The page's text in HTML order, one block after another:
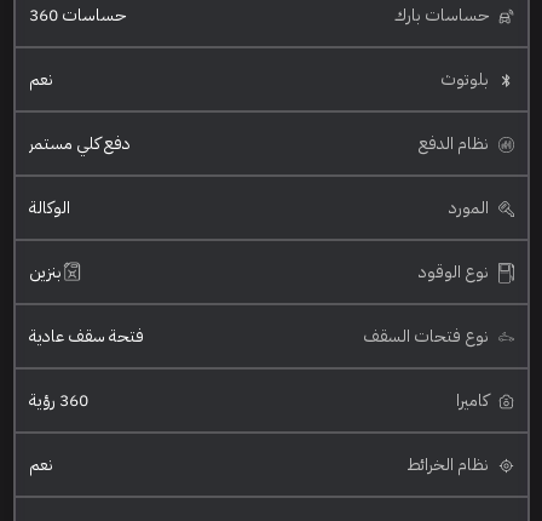
حساسات بارك حساسات 360
بلوتوث نعم
نظام الدفع دفع كلي مستمر
المورد الوكالة
نوع الوقود بنزين
نوع فتحات السقف فتحة سقف عادية
كاميرا 360 رؤية
نظام الخرائط نعم